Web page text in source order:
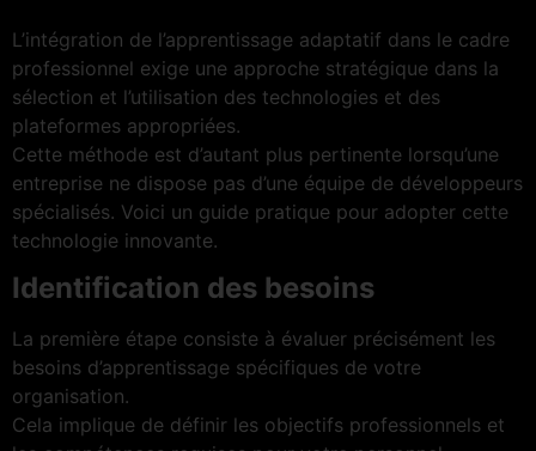
L’intégration de l’apprentissage adaptatif dans le cadre
professionnel exige une approche stratégique dans la
sélection et l’utilisation des technologies et des
plateformes appropriées.
Cette méthode est d’autant plus pertinente lorsqu’une
entreprise ne dispose pas d’une équipe de développeurs
spécialisés. Voici un guide pratique pour adopter cette
technologie innovante.
Identification des besoins
La première étape consiste à évaluer précisément les
besoins d’apprentissage spécifiques de votre
organisation.
Cela implique de définir les objectifs professionnels et